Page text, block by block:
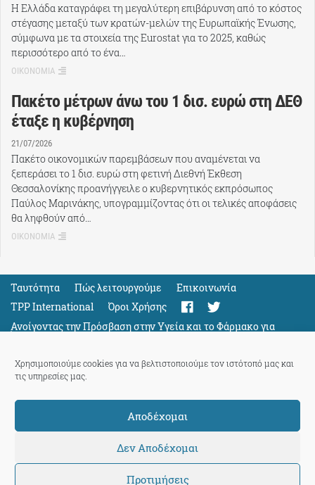
Χρησιμοποιούμε cookies για να βελτιστοποιούμε τον ιστότοπό μας και
τις υπηρεσίες μας.
Αποδέχομαι
Δεν Αποδέχομαι
Προτιμήσεις
Η Ελλάδα καταγράφει τη μεγαλύτερη επιβάρυνση από το κόστος
στέγασης μεταξύ των κρατών-μελών της Ευρωπαϊκής Ένωσης,
σύμφωνα με τα στοιχεία της Eurostat για το 2025, καθώς
περισσότερο από το ένα…
ΟΙΚΟΝΟΜΙΑ
Πακέτο μέτρων άνω του 1 δισ. ευρώ στη ΔΕΘ
έταξε η κυβέρνηση
21/07/2026
Πακέτο οικονομικών παρεμβάσεων που αναμένεται να
ξεπεράσει το 1 δισ. ευρώ στη φετινή Διεθνή Έκθεση
Θεσσαλονίκης προανήγγειλε ο κυβερνητικός εκπρόσωπος
Παύλος Μαρινάκης, υπογραμμίζοντας ότι οι τελικές αποφάσεις
θα ληφθούν από…
ΟΙΚΟΝΟΜΙΑ
Ταυτότητα Πώς λειτουργούμε
Eπικοινωνία
TPP International
Όροι Χρήσης
Ανοίγοντας την Πρόσβαση στην Υγεία και το Φάρμακο για
Όλους
Support
ThePressProject
powered by our community members